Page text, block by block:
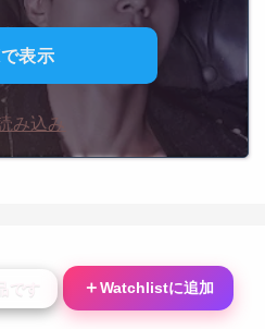
表示
み込み
です ＋Watchlistに追加